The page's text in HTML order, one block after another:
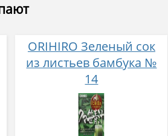
ORIHIRO Зеленый сок
из листьев бамбука №
14